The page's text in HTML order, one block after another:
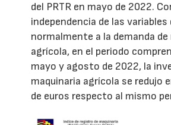
del PRTR en mayo de 2022.
independencia de las
normalmente a la demanda de
agrícola, en el periodo
mayo y agosto de 2022, la
maquinaria agrícola se redujo
de euros respecto al mismo